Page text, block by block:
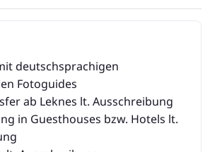
deutschsprachigen
Fotoguides
ab Leknes lt. Ausschreibung
in Guesthouses bzw. Hotels lt.